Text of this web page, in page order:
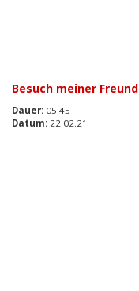
Besuch meiner
Dauer: 05:45
Datum: 22.02.21